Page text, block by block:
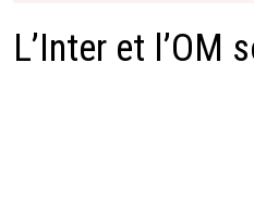
L’Inter et l’OM